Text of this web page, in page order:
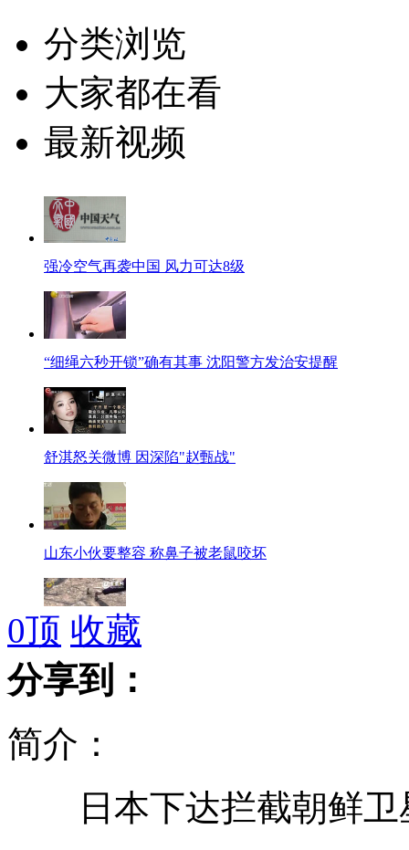
分类浏览
大家都在看
最新视频
强冷空气再袭中国 风力可达8级
“细绳六秒开锁”确有其事 沈阳警方发治安提醒
舒淇怒关微博 因深陷"赵甄战"
山东小伙要整容 称鼻子被老鼠咬坏
山东蒙阴奇闻：五头猪拱死“疑似狼”
30岁瘫痪女微博求助拯救家庭
0顶 收藏
分享到：
简介：
日本下达拦截朝鲜卫